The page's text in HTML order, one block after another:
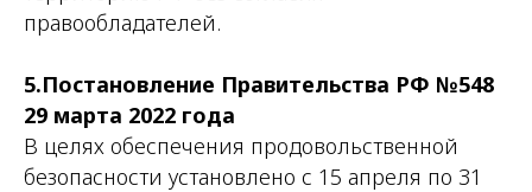
правообладателей.
5.Постановление Правительства РФ №548
29 марта 2022 года
В целях обеспечения продовольственной
безопасности установлено с 15 апреля по 31